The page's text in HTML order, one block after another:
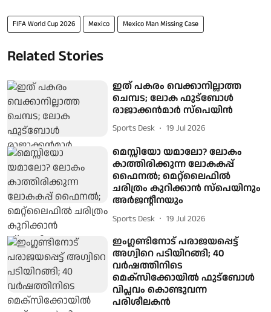
FIFA World Cup 2026 Mexico Mexico Man Missing Case
Related Stories
ഇത് പകരം വെക്കാനില്ലാത്ത
ചെമ്പട; ലോക ഫുട്ബാേൾ
രാജാക്കൻമാർ സ്പെയിൻ
Sports Desk 19 Jul 2026
മെസ്സിയോ യമാലോ? ലോകം
കാത്തിരിക്കുന്ന ലോകകപ്പ്
ഫൈനൽ; മെറ്റ്ലൈഫിൽ
ചരിത്രം കുറിക്കാൻ സ്പെയിനും
അർജന്റീനയും
Sports Desk 19 Jul 2026
ഇംഗ്ലണ്ടിനോട് പരാജയപ്പെട്ട്
അഗ്വിറെ പടിയിറങ്ങി; 40
വർഷത്തിനിടെ
മെക്സിക്കോയിൽ ഫുട്ബോൾ
വിപ്ലവം കൊണ്ടുവന്ന
പരിശീലകൻ